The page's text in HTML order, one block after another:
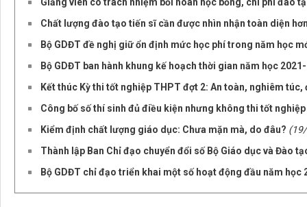
Chất lượng đào tạo tiến sĩ cần được nhìn nhận toàn diện
Bộ GDĐT đề nghị giữ ổn định mức học phí trong năm học
Bộ GDĐT ban hành khung kế hoạch thời gian năm học
Kết thúc Kỳ thi tốt nghiệp THPT đợt 2: An toàn, nghiêm túc,
Công bố số thí sinh đủ điều kiện nhưng không thi tốt
Kiểm định chất lượng giáo dục: Chưa mặn mà, do đâu?
Thành lập Ban Chỉ đạo chuyển đổi số Bộ Giáo dục và Đào
Bộ GDĐT chỉ đạo triển khai một số hoạt động đầu năm học